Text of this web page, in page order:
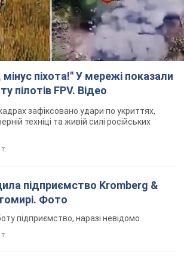
мінус піхота!" У мережі показали
пілотів FPV. Відео
зафіксовано удари по укриттях,
техніці та живій силі російських
підприємство Kromberg &
Фото
підприємство, наразі невідомо